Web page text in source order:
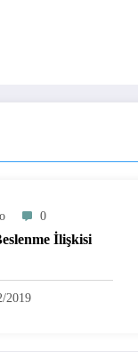
0
İlişkisi
2019